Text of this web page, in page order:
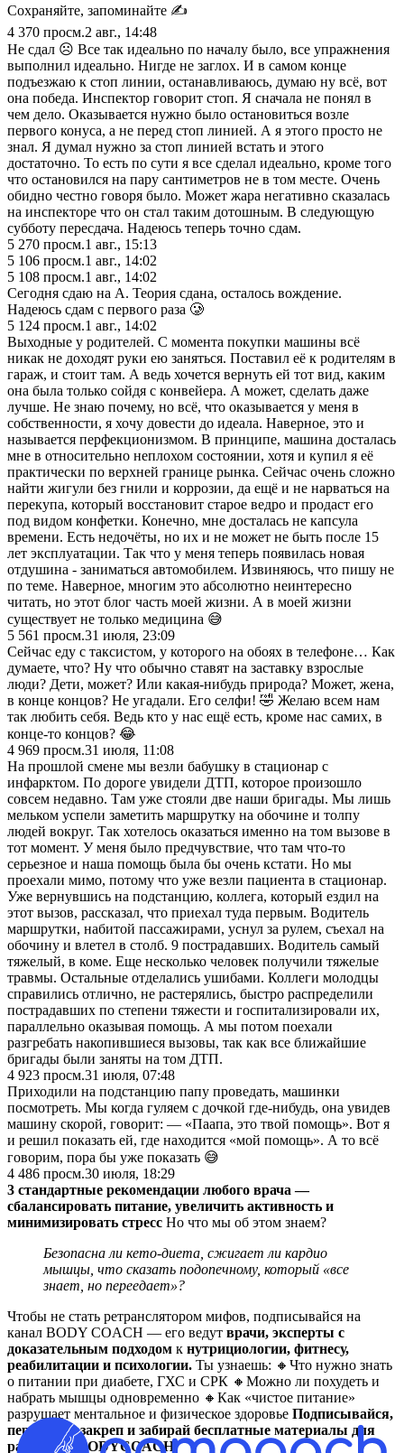
Сохраняйте, запоминайте ✍️
4 370 просм.2 авг., 14:48
Не сдал ☹️ Все так идеально по началу было, все упражнения
выполнил идеально. Нигде не заглох. И в самом конце
подъезжаю к стоп линии, останавливаюсь, думаю ну всё, вот
она победа. Инспектор говорит стоп. Я сначала не понял в
чем дело. Оказывается нужно было остановиться возле
первого конуса, а не перед стоп линией. А я этого просто не
знал. Я думал нужно за стоп линией встать и этого
достаточно. То есть по сути я все сделал идеально, кроме того
что остановился на пару сантиметров не в том месте. Очень
обидно честно говоря было. Может жара негативно сказалась
на инспекторе что он стал таким дотошным. В следующую
субботу пересдача. Надеюсь теперь точно сдам.
5 270 просм.1 авг., 15:13
5 106 просм.1 авг., 14:02
5 108 просм.1 авг., 14:02
Сегодня сдаю на А. Теория сдана, осталось вождение.
Надеюсь сдам с первого раза 🥲
5 124 просм.1 авг., 14:02
Выходные у родителей. С момента покупки машины всё
никак не доходят руки ею заняться. Поставил её к родителям в
гараж, и стоит там. А ведь хочется вернуть ей тот вид, каким
она была только сойдя с конвейера. А может, сделать даже
лучше. Не знаю почему, но всё, что оказывается у меня в
собственности, я хочу довести до идеала. Наверное, это и
называется перфекционизмом. В принципе, машина досталась
мне в относительно неплохом состоянии, хотя и купил я её
практически по верхней границе рынка. Сейчас очень сложно
найти жигули без гнили и коррозии, да ещё и не нарваться на
перекупа, который восстановит старое ведро и продаст его
под видом конфетки. Конечно, мне досталась не капсула
времени. Есть недочёты, но их и не может не быть после 15
лет эксплуатации. Так что у меня теперь появилась новая
отдушина - заниматься автомобилем. Извиняюсь, что пишу не
по теме. Наверное, многим это абсолютно неинтересно
читать, но этот блог часть моей жизни. А в моей жизни
существует не только медицина 😅
5 561 просм.31 июля, 23:09
Сейчас еду с таксистом, у которого на обоях в телефоне… Как
думаете, что? Ну что обычно ставят на заставку взрослые
люди? Дети, может? Или какая-нибудь природа? Может, жена,
в конце концов? Не угадали. Его селфи! 🤣 Желаю всем нам
так любить себя. Ведь кто у нас ещё есть, кроме нас самих, в
конце-то концов? 😂
4 969 просм.31 июля, 11:08
На прошлой смене мы везли бабушку в стационар с
инфарктом. По дороге увидели ДТП, которое произошло
совсем недавно. Там уже стояли две наши бригады. Мы лишь
мельком успели заметить маршрутку на обочине и толпу
людей вокруг. Так хотелось оказаться именно на том вызове в
тот момент. У меня было предчувствие, что там что-то
серьезное и наша помощь была бы очень кстати. Но мы
проехали мимо, потому что уже везли пациента в стационар.
Уже вернувшись на подстанцию, коллега, который ездил на
этот вызов, рассказал, что приехал туда первым. Водитель
маршрутки, набитой пассажирами, уснул за рулем, съехал на
обочину и влетел в столб. 9 пострадавших. Водитель самый
тяжелый, в коме. Еще несколько человек получили тяжелые
травмы. Остальные отделались ушибами. Коллеги молодцы
справились отлично, не растерялись, быстро распределили
пострадавших по степени тяжести и госпитализировали их,
параллельно оказывая помощь. А мы потом поехали
разгребать накопившиеся вызовы, так как все ближайшие
бригады были заняты на том ДТП.
4 923 просм.31 июля, 07:48
Приходили на подстанцию папу проведать, машинки
посмотреть. Мы когда гуляем с дочкой где-нибудь, она увидев
машину скорой, говорит: — «Паапа, это твой помощь». Вот я
и решил показать ей, где находится «мой помощь». А то всё
говорим, пора бы уже показать 😅
4 486 просм.30 июля, 18:29
3 стандартные рекомендации любого врача —
сбалансировать питание, увеличить активность и
минимизировать стресс Но что мы об этом знаем?
Безопасна ли кето-диета, сжигает ли кардио
мышцы, что сказать подопечному, который «все
знает, но переедает»?
Чтобы не стать ретранслятором мифов, подписывайся на
канал BODY COACH — его ведут врачи, эксперты с
доказательным подходом к нутрициологии, фитнесу,
реабилитации и психологии. Ты узнаешь: 🔸Что нужно знать
о питании при диабете, ГХС и СРК 🔸Можно ли похудеть и
набрать мышцы одновременно 🔸Как «чистое питание»
разрушает ментальное и физическое здоровье Подписывайся,
переходи в закреп и забирай бесплатные материалы для
работы:@BODYCOACH